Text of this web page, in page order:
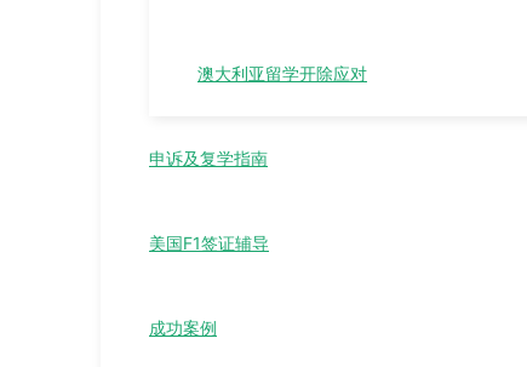
澳大利亚留学开除应对
申诉及复学指南
美国F1签证辅导
成功案例